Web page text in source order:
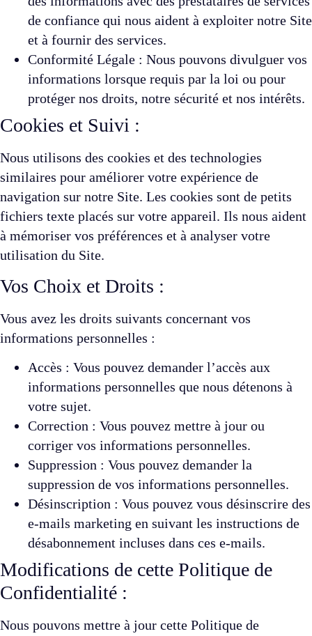
de confiance qui nous aident à exploiter notre Site
et à fournir des services.
Conformité Légale : Nous pouvons divulguer vos
informations lorsque requis par la loi ou pour
protéger nos droits, notre sécurité et nos intérêts.
Cookies et Suivi :
Nous utilisons des cookies et des technologies
similaires pour améliorer votre expérience de
navigation sur notre Site. Les cookies sont de petits
fichiers texte placés sur votre appareil. Ils nous aident
à mémoriser vos préférences et à analyser votre
utilisation du Site.
Vos Choix et Droits :
Vous avez les droits suivants concernant vos
informations personnelles :
Accès : Vous pouvez demander l’accès aux
informations personnelles que nous détenons à
votre sujet.
Correction : Vous pouvez mettre à jour ou
corriger vos informations personnelles.
Suppression : Vous pouvez demander la
suppression de vos informations personnelles.
Désinscription : Vous pouvez vous désinscrire des
e-mails marketing en suivant les instructions de
désabonnement incluses dans ces e-mails.
Modifications de cette Politique de
Confidentialité :
Nous pouvons mettre à jour cette Politique de